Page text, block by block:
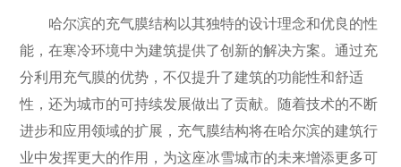
哈尔滨的充气膜结构以其独特的设计理念和优良的性
能，在寒冷环境中为建筑提供了创新的解决方案。通过充
分利用充气膜的优势，不仅提升了建筑的功能性和舒适
性，还为城市的可持续发展做出了贡献。随着技术的不断
进步和应用领域的扩展，充气膜结构将在哈尔滨的建筑行
业中发挥更大的作用，为这座冰雪城市的未来增添更多可